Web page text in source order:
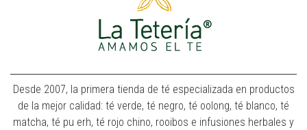
Desde 2007, la primera tienda de té especializada en productos
de la mejor calidad: té verde, té negro, té oolong, té blanco, té
matcha, té pu erh, té rojo chino, rooibos e infusiones herbales y